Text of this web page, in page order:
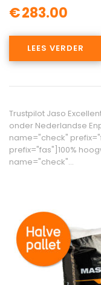
€283.00
LEES VERDER
Trustpilot Jaso
onder Nederlandse
name="check"
prefix="fas"]100%
name="check"…